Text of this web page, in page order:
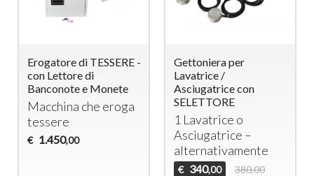
Erogatore di TESSERE -
con Lettore di
Banconote e Monete
Macchina che eroga
tessere
€ 1.450,00
Gettoniera per
Lavatrice /
Asciugatrice con
SELETTORE
1 Lavatrice o
Asciugatrice –
alternativamente
€ 340,00 380,00